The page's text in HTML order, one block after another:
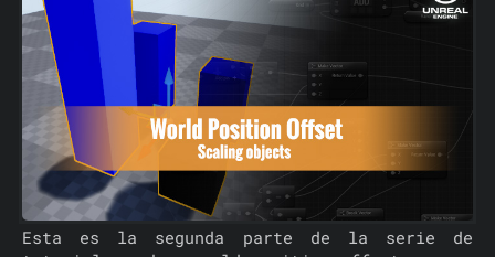
Esta es la segunda parte de la serie de